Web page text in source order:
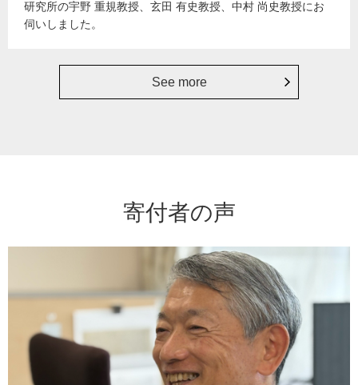
研究所の宇野 重規教授、玄田 有史教授、中村 尚史教授にお
伺いしました。
See more
寄付者の声